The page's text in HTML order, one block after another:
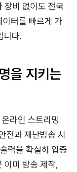
장비 없이도 전국
터를 빠르게 가
니다.
을 지키는
라인 스트리밍
전과 재난방송 시
력을 확실히 입증
이미 방송 제작,